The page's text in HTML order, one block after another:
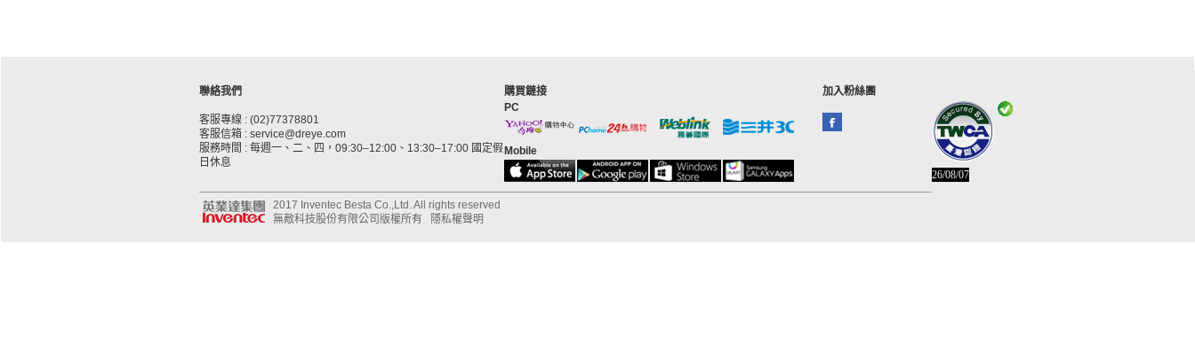
聯絡我們
客服專線 : (02)77378801
客服信箱 : service@dreye.com
服務時間 : 每週一、二、四，09:30–12:00、13:30–17:00 國定假
日休息
購買鏈接
PC
Mobile
加入粉絲團
26/08/07
2017 Inventec Besta Co.,Ltd. All rights reserved
無敵科技股份有限公司版權所有
隱私權聲明